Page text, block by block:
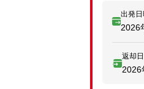
出発
2026
返却
2026